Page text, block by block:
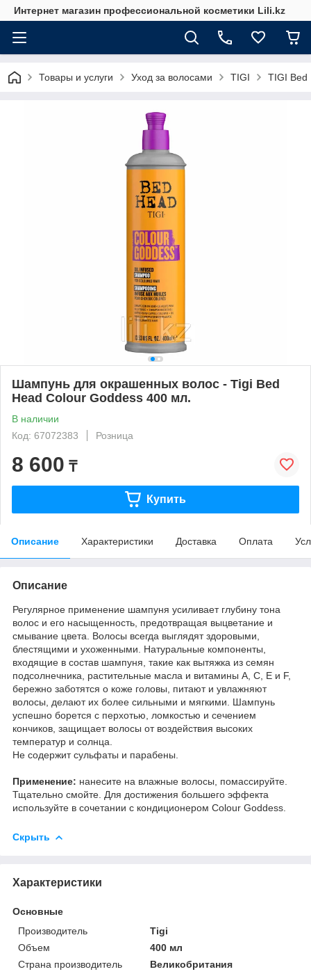
Интернет магазин профессиональной косметики Lili.kz
Товары и услуги Уход за волосами TIGI TIGI Bed
Шампунь для окрашенных волос - Tigi Bed
Head Colour Goddess 400 мл.
В наличии
Код: 67072383
Розница
8 600 ₸
Купить
Описание Характеристики Доставка Оплата
Описание
Регулярное применение шампуня усиливает глубину тона
волос и его насыщенность, предотвращая выцветание и
смывание цвета. Волосы всегда выглядят здоровыми,
блестящими и ухоженными. Натуральные компоненты,
входящие в состав шампуня, такие как вытяжка из семян
подсолнечника, растительные масла и витамины A, C, E и F,
бережно заботятся о коже головы, питают и увлажняют
волосы, делают их более сильными и мягкими. Шампунь
успешно борется с перхотью, ломкостью и сечением
кончиков, защищает волосы от воздействия высоких
температур и солнца.
Не содержит сульфаты и парабены.
Применение: нанесите на влажные волосы, помассируйте.
Тщательно смойте. Для достижения большего эффекта
используйте в сочетании с кондиционером Colour Goddess.
Скрыть
Характеристики
Основные
Производитель
Tigi
Объем
400 мл
Страна производитель
Великобритания